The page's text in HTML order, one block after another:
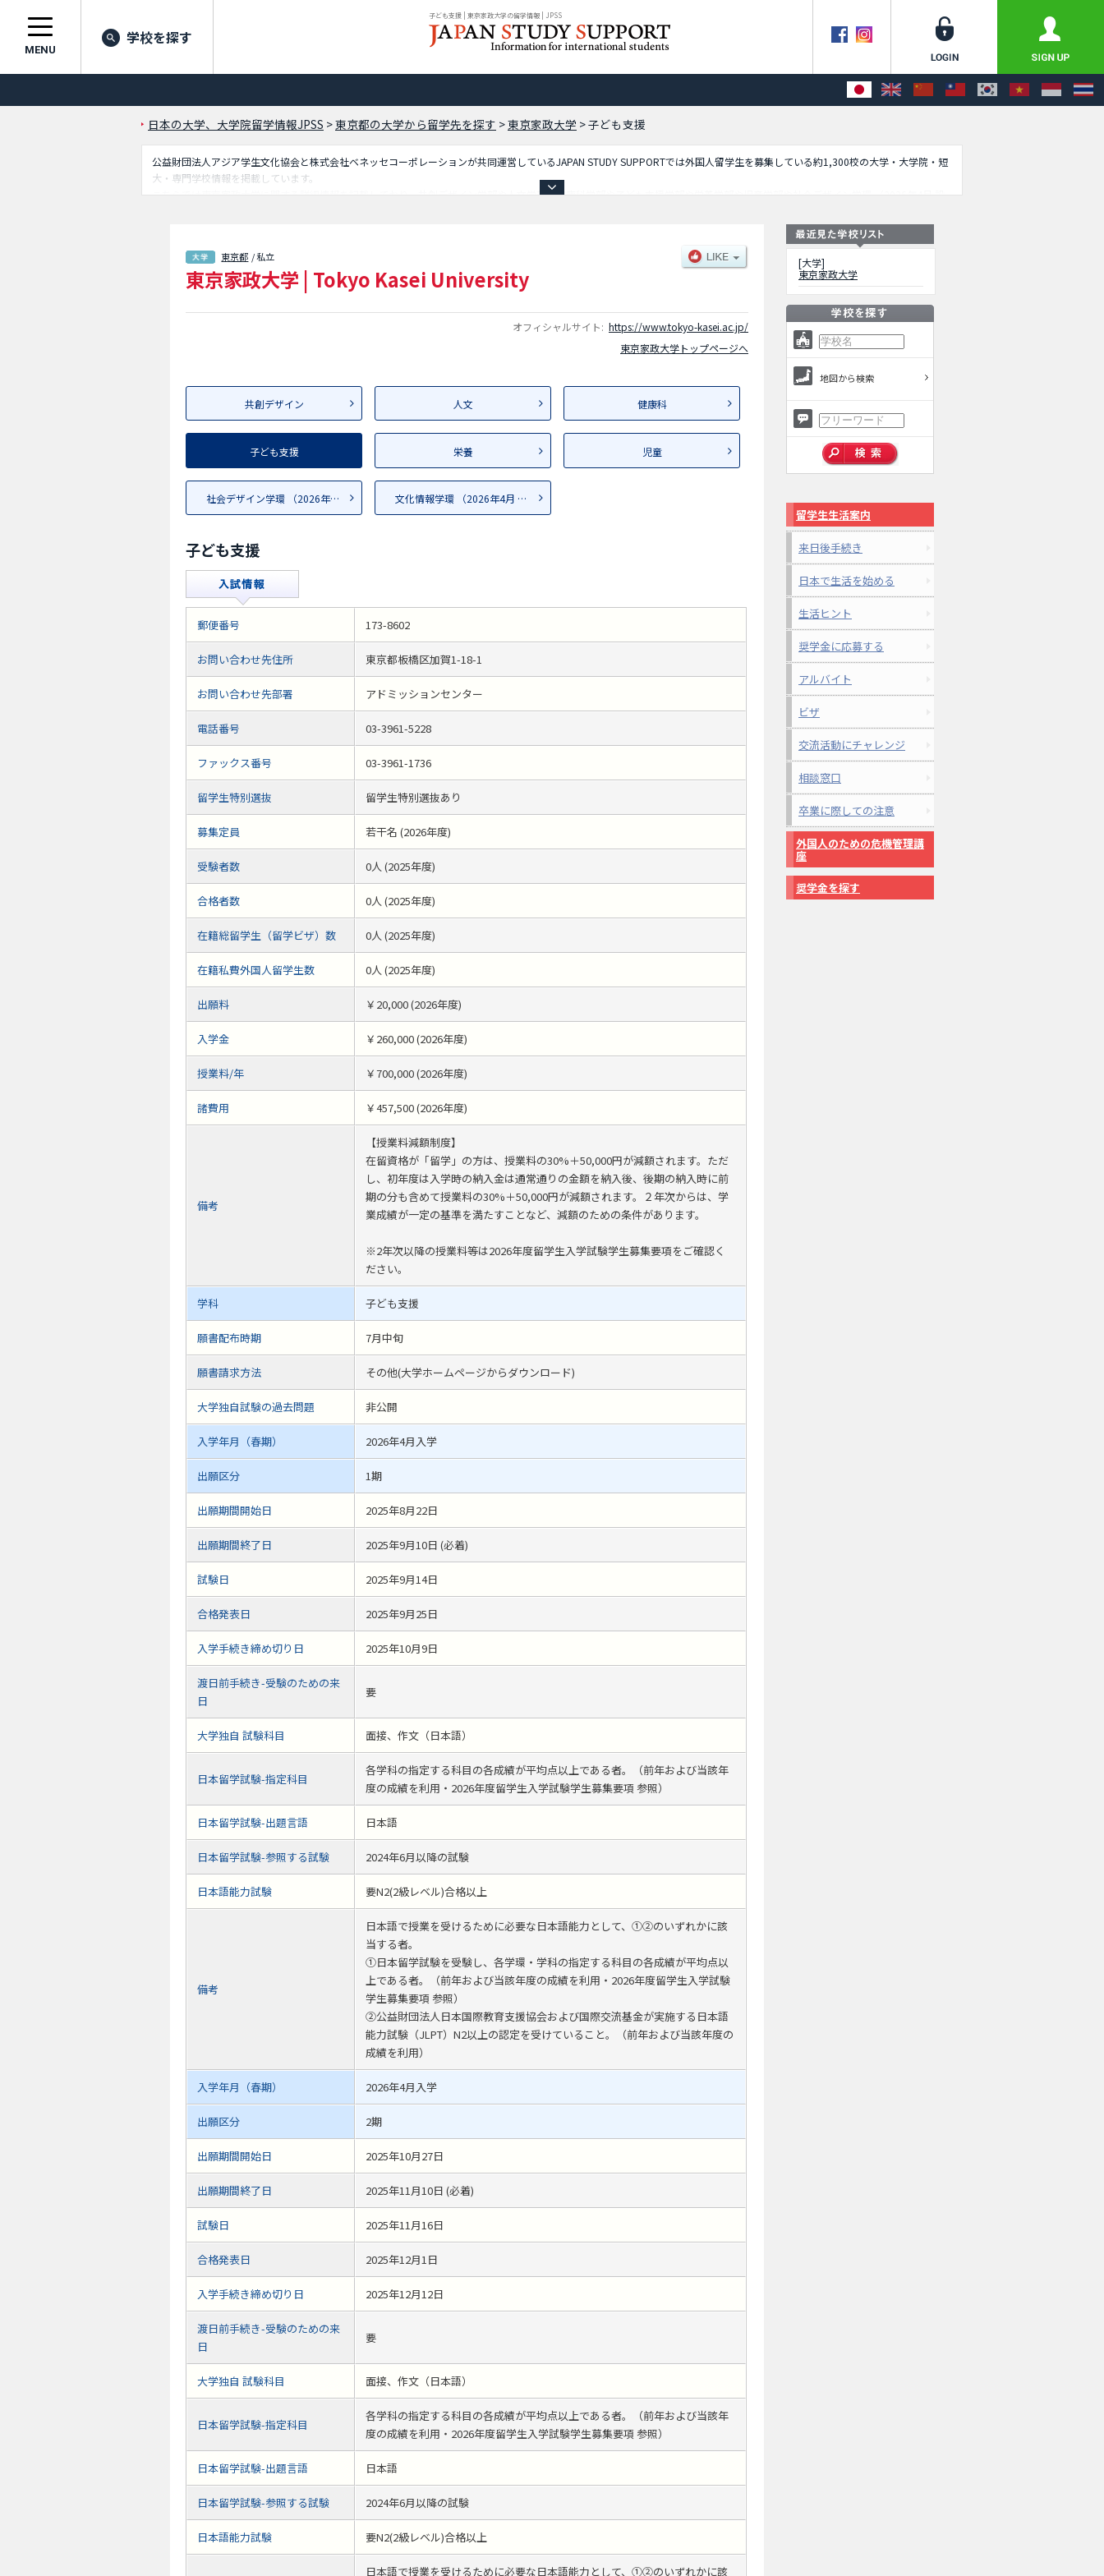
子ども支援 | 東京家政大学の留学情報 | JPSS
MENU
学校を探す
日本の大学、大学院留学情報JPSS >東京都の大学から留学先を探す >東京家政大学 >子ども支援
公益財団法人アジア学生文化協会と株式会社ベネッセコーポレーションが共同運営しているJAPAN STUDY SUPPORTでは外国人留学生を募集している約1,300校の大学・大学院・短
大・専門学校情報を掲載しています。
こちらでは東京家政大学に関する詳細情報を記載しており、共創デザイン学部や人文学部や健康科学部や子ども支援学部や栄養学部や児童学部や社会デザイン学環 （2026年4月 設
東京都 / 私立
東京家政大学 | Tokyo Kasei University
オフィシャルサイト: https://www.tokyo-kasei.ac.jp/
東京家政大学トップページへ
共創デザイン 人文 健康科
子ども支援 栄養 児童
社会デザイン学環 （2026年4... 文化情報学環 （2026年4月 設...
子ども支援
郵便番号 173-8602
お問い合わせ先住所 東京都板橋区加賀1-18-1
お問い合わせ先部署 アドミッションセンター
電話番号 03-3961-5228
ファックス番号 03-3961-1736
留学生特別選抜 留学生特別選抜あり
募集定員 若干名 (2026年度)
受験者数 0人 (2025年度)
合格者数 0人 (2025年度)
在籍総留学生（留学ビザ）数 0人 (2025年度)
在籍私費外国人留学生数 0人 (2025年度)
出願料 ￥20,000 (2026年度)
入学金 ￥260,000 (2026年度)
授業料/年 ￥700,000 (2026年度)
諸費用 ￥457,500 (2026年度)
備考
【授業料減額制度】
在留資格が「留学」の方は、授業料の30%＋50,000円が減額されます。ただ
し、初年度は入学時の納入金は通常通りの金額を納入後、後期の納入時に前
期の分も含めて授業料の30%＋50,000円が減額されます。２年次からは、学
業成績が一定の基準を満たすことなど、減額のための条件があります。
※2年次以降の授業料等は2026年度留学生入学試験学生募集要項をご確認く
ださい。
学科 子ども支援
願書配布時期 7月中旬
願書請求方法 その他(大学ホームページからダウンロード)
大学独自試験の過去問題 非公開
入学年月（春期） 2026年4月入学
出願区分 1期
出願期間開始日 2025年8月22日
出願期間終了日 2025年9月10日 (必着)
試験日 2025年9月14日
合格発表日 2025年9月25日
入学手続き締め切り日 2025年10月9日
渡日前手続き-受験のための来
日
要
大学独自 試験科目 面接、作文（日本語）
日本留学試験-指定科目
各学科の指定する科目の各成績が平均点以上である者。（前年および当該年
度の成績を利用・2026年度留学生入学試験学生募集要項 参照）
日本留学試験-出題言語 日本語
日本留学試験-参照する試験 2024年6月以降の試験
日本語能力試験 要N2(2級レベル)合格以上
備考
日本語で授業を受けるために必要な日本語能力として、①②のいずれかに該
当する者。
①日本留学試験を受験し、各学環・学科の指定する科目の各成績が平均点以
上である者。（前年および当該年度の成績を利用・2026年度留学生入学試験
学生募集要項 参照）
②公益財団法人日本国際教育支援協会および国際交流基金が実施する日本語
能力試験（JLPT）N2以上の認定を受けていること。（前年および当該年度の
成績を利用）
入学年月（春期） 2026年4月入学
出願区分 2期
出願期間開始日 2025年10月27日
出願期間終了日 2025年11月10日 (必着)
試験日 2025年11月16日
合格発表日 2025年12月1日
入学手続き締め切り日 2025年12月12日
渡日前手続き-受験のための来
日
要
大学独自 試験科目 面接、作文（日本語）
日本留学試験-指定科目
各学科の指定する科目の各成績が平均点以上である者。（前年および当該年
度の成績を利用・2026年度留学生入学試験学生募集要項 参照）
日本留学試験-出題言語 日本語
日本留学試験-参照する試験 2024年6月以降の試験
日本語能力試験 要N2(2級レベル)合格以上
日本語で授業を受けるために必要な日本語能力として、①②のいずれかに該
[大学]
東京家政大学
地図から検索
留学生生活案内
来日後手続き
日本で生活を始める
生活ヒント
奨学金に応募する
アルバイト
ビザ
交流活動にチャレンジ
相談窓口
卒業に際しての注意
外国人のための危機管理講
座
奨学金を探す